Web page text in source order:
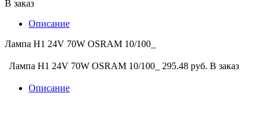
В заказ
Описание
Лампа H1 24V 70W OSRAM 10/100_
Лампа H1 24V 70W OSRAM 10/100_ 295.48 руб. В заказ
Описание